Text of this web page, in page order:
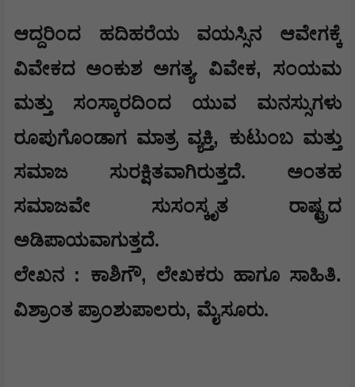
ಆದ್ದರಿಂದ ಹದಿಹರೆಯ ವಯಸ್ಸಿನ ಆವೇಗಕ್ಕೆ
ವಿವೇಕದ ಅಂಕುಶ ಅಗತ್ಯ. ವಿವೇಕ, ಸಂಯಮ
ಮತ್ತು ಸಂಸ್ಕಾರದಿಂದ ಯುವ ಮನಸ್ಸುಗಳು
ರೂಪುಗೊಂಡಾಗ ಮಾತ್ರ ವ್ಯಕ್ತಿ, ಕುಟುಂಬ ಮತ್ತು
ಸಮಾಜ ಸುರಕ್ಷಿತವಾಗಿರುತ್ತದೆ. ಅಂತಹ
ಸಮಾಜವೇ ಸುಸಂಸ್ಕೃತ ರಾಷ್ಟ್ರದ
ಅಡಿಪಾಯವಾಗುತ್ತದೆ.
ಲೇಖನ : ಕಾಶಿಗೌ, ಲೇಖಕರು ಹಾಗೂ ಸಾಹಿತಿ.
ವಿಶ್ರಾಂತ ಪ್ರಾಂಶುಪಾಲರು, ಮೈಸೂರು.